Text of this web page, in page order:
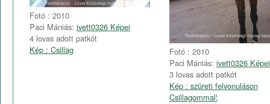
Fotó : 2010
Paci Mániás: ivett0326 Képei
4 lovas adott patkót
Kép : Csillag
Fotó : 2010
Paci Mániás: ivett0326 Képei
3 lovas adott patkót
Kép : szüreti felvonuláson
Csillagommal¦